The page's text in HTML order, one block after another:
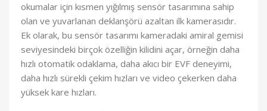
okumalar için kısmen yığılmış sensör tasarımına sahip
olan ve yuvarlanan deklanşörü azaltan ilk kamerasıdır.
Ek olarak, bu sensör tasarımı kameradaki amiral gemisi
seviyesindeki birçok özelliğin kilidini açar, örneğin daha
hızlı otomatik odaklama, daha akıcı bir EVF deneyimi,
daha hızlı sürekli çekim hızları ve video çekerken daha
yüksek kare hızları.